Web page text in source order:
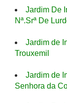
Jardim De
Nª.Srª De
Jardim de
Trouxemil
Jardim de
Senhora da